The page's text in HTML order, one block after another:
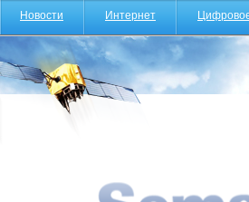
Новости Интернет